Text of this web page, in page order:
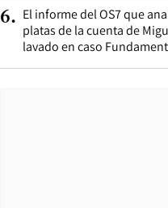
6. El informe del OS7 que
platas de la cuenta de
lavado en caso